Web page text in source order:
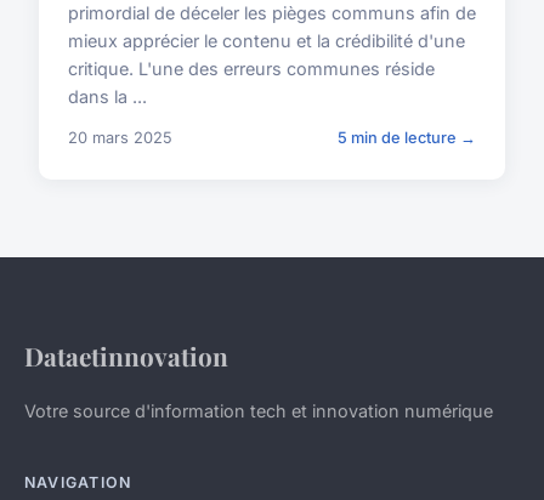
primordial de déceler les pièges communs afin de
mieux apprécier le contenu et la crédibilité d'une
critique. L'une des erreurs communes réside
dans la ...
20 mars 2025 5 min de lecture →
Dataetinnovation
Votre source d'information tech et innovation numérique
NAVIGATION